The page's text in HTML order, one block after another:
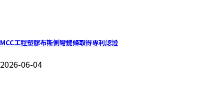
MCC工程塑膠布斯側彎鏈條取得專利認證
2026-06-04